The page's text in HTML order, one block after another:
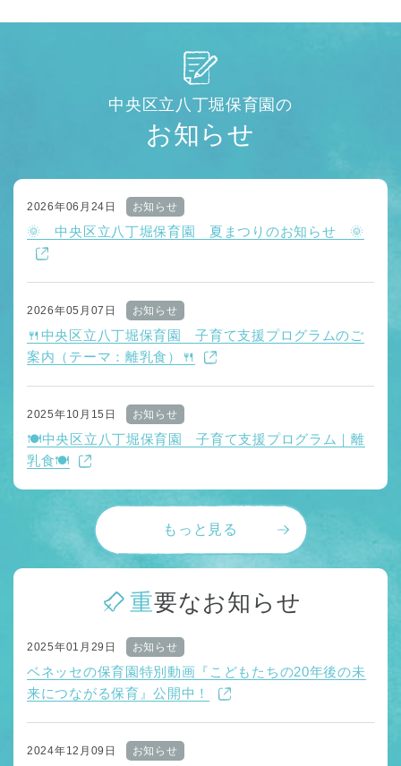
中央区立八丁堀保育園の
お知らせ
2026年06月24日 お知らせ
🌞 中央区立八丁堀保育園 夏まつりのお知らせ 🌞
2026年05月07日 お知らせ
🍴中央区立八丁堀保育園 子育て支援プログラムのご
案内（テーマ：離乳食）🍴
2025年10月15日 お知らせ
🍽️中央区立八丁堀保育園 子育て支援プログラム｜離
乳食🍽️
もっと見る
重要なお知らせ
2025年01月29日 お知らせ
ベネッセの保育園特別動画『こどもたちの20年後の未
来につながる保育』公開中！
2024年12月09日 お知らせ